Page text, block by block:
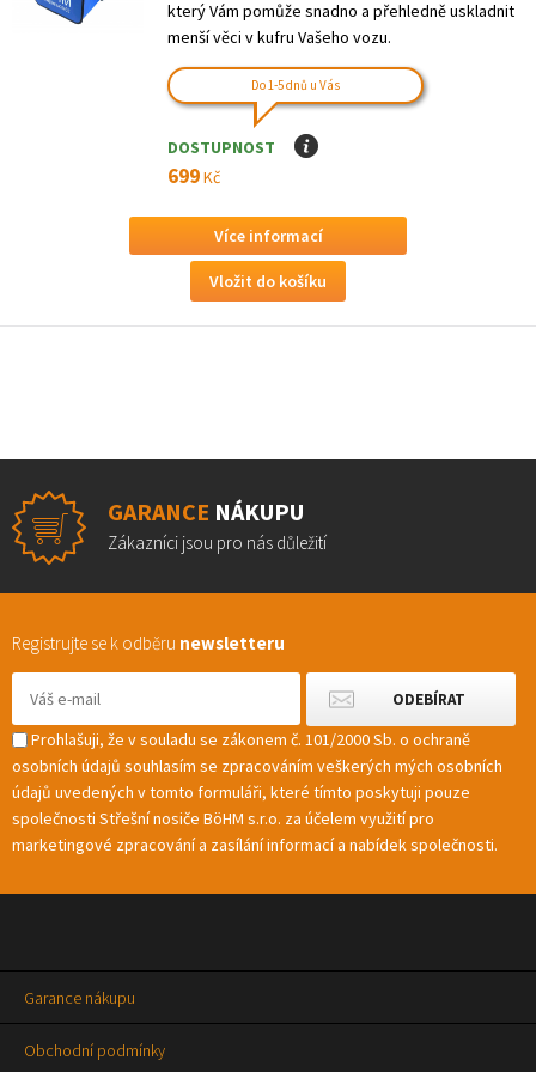
který Vám pomůže snadno a přehledně uskladnit
menší věci v kufru Vašeho vozu.
Do 1-5 dnů u Vás
DOSTUPNOST I
699Kč
Více informací
GARANCE NÁKUPU
Zákazníci jsou pro nás důležití
Registrujte se k odběru newsletteru
Prohlašuji, že v souladu se zákonem č. 101/2000 Sb. o ochraně
osobních údajů souhlasím se zpracováním veškerých mých osobních
údajů uvedených v tomto formuláři, které tímto poskytuji pouze
společnosti Střešní nosiče BöHM s.r.o. za účelem využití pro
marketingové zpracování a zasílání informací a nabídek společnosti.
Garance nákupu
Obchodní podmínky